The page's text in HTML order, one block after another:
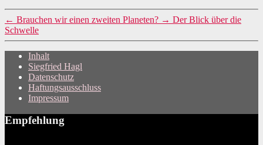
← Brauchen wir einen zweiten Planeten? → Der Blick über die
Schwelle
Inhalt
Siegfried Hagl
Datenschutz
Haftungsausschluss
Impressum
Empfehlung